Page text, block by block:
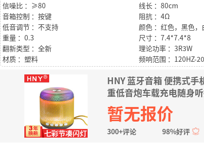
信噪比 ：≥80
线长 ：80cm
音箱控制 ：按键
阻抗 ：4Ω
低音调节 ：不支持
重量 ：0.3
尺寸 ：7.4*7.4*8
翻新类型 ：全新
理论功率 ：3R3W
材质 ：塑料
频响范围 ：120HZ-
HNY 蓝牙音箱 便携式
重低音炮车载充电随身
暂无报价
300+评论 98%好评